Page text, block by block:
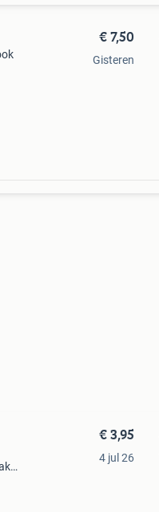
€ 7,50
Gisteren
€ 3,95
4 jul 26